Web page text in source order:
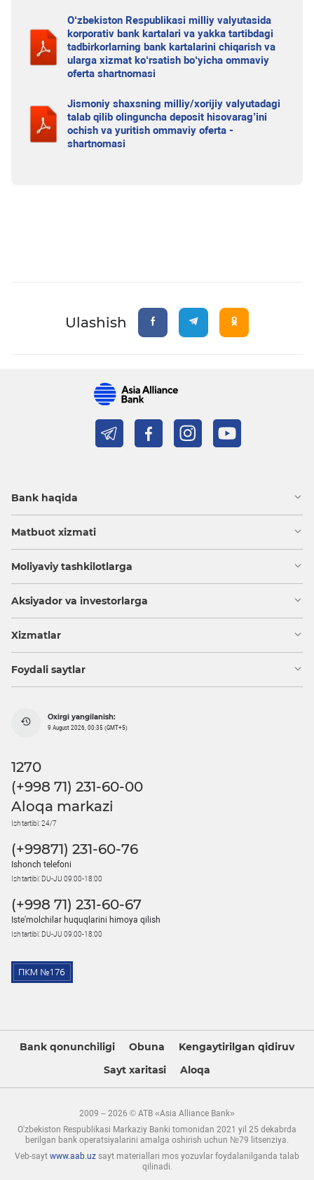
O‘zbekiston Respublikasi milliy valyutasida
korporativ bank kartalari va yakka tartibdagi
tadbirkorlarning bank kartalarini chiqarish va
ularga xizmat ko‘rsatish bo‘yicha ommaviy
oferta shartnomasi
Jismoniy shaxsning milliy/xorijiy valyutadagi
talab qilib olinguncha deposit hisovarag’ini
ochish va yuritish ommaviy oferta -
shartnomasi
Ulashish
Bank haqida
Matbuot xizmati
Moliyaviy tashkilotlarga
Aksiyador va investorlarga
Xizmatlar
Foydali saytlar
Oxirgi yangilanish:
9 August 2026, 00:35 (GMT+5)
1270
(+998 71) 231-60-00
Aloqa markazi
Ish tartibi: 24/7
(+99871) 231-60-76
Ishonch telefoni
Ish tartibi: DU-JU 09:00-18:00
(+998 71) 231-60-67
Iste'molchilar huquqlarini himoya qilish
Ish tartibi: DU-JU 09:00-18:00
Bank qonunchiligi Obuna
Kengaytirilgan qidiruv
Sayt xaritasi
Aloqa
2009 – 2026 © ATB «Asia Alliance Bank»
O'zbekiston Respublikasi Markaziy Banki tomonidan 2021 yil 25 dekabrda
berilgan bank operatsiyalarini amalga oshirish uchun №79 litsenziya.
Veb-sayt www.aab.uz sayt materiallari mos yozuvlar foydalanilganda talab
qilinadi.